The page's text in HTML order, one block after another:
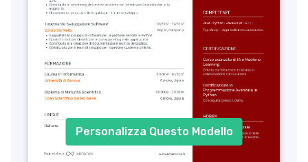
Personalizza Questo Modello